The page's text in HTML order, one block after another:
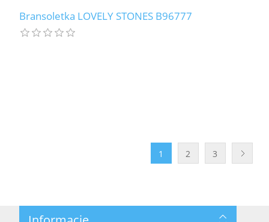
Bransoletka LOVELY STONES B96777
1 2 3